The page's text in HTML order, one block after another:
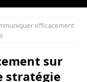
efficacement
sur
stratégie